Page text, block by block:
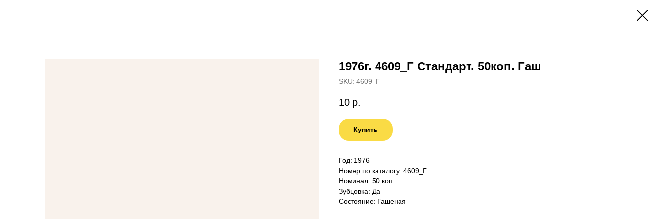
1976г. 4609_Г Стандарт. 50коп. Гаш
SKU: 4609_Г
10 р.
Купить
Год: 1976
Номер по каталогу: 4609_Г
Номинал: 50 коп.
Зубцовка: Да
Состояние: Гашеная